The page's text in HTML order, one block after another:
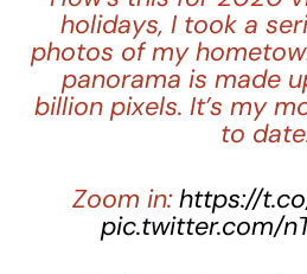
holidays, I took a
photos of my
panorama is made
billion pixels. It’s my
to
Zoom in: https://
pic.twitter.com/